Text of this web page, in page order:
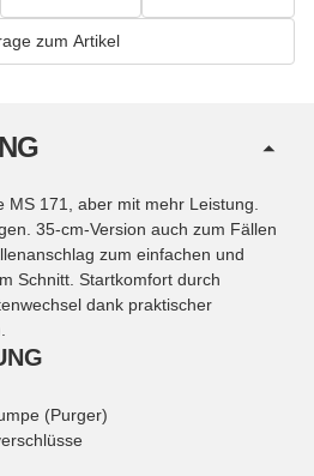
zum Artikel
MS 171, aber mit mehr Leistung.
35-cm-Version auch zum Fällen
zum einfachen und
Schnitt. Startkomfort durch
dank praktischer
(Purger)